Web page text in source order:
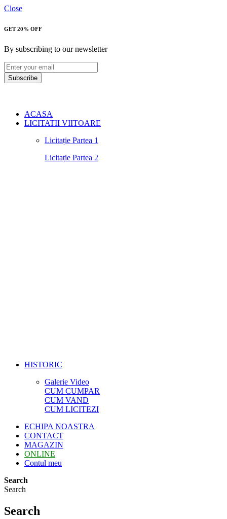
Close
GET 20% OFF
By subscribing to our newsletter
Subscribe
ACASA
LICITATII VIITOARE
Licitație Partea 1
Licitație Partea 2
HISTORIC
Galerie Video
CUM CUMPAR
CUM VAND
CUM LICITEZI
ECHIPA NOASTRA
CONTACT
MAGAZIN
ONLINE
Contul meu
Search
Search
Search